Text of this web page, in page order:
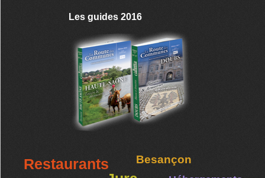
Les guides 2016
Restaurants Besançon